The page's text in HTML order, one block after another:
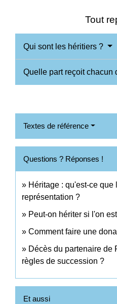
Tout
Qui sont les héritiers ?
Quelle part reçoit chacun
Textes de référence
Questions ? Réponses !
Héritage : qu'est-ce que
représentation ?
Peut-on hériter si l'on
Comment faire une
Décès du partenaire de
règles de succession ?
Et aussi